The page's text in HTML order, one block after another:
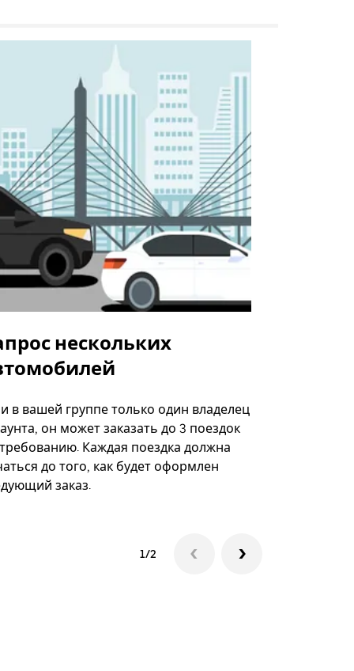
нескольких
в вашей группе только один владелец
он может заказать до 3 поездок
Каждая поездка должна
до того, как будет оформлен
заказ.
1/2